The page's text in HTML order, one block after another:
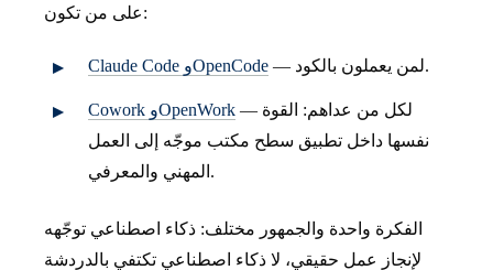
على من تكون:
Claude Code وOpenCode — لمن يعملون بالكود.
Cowork وOpenWork — لكل من عداهم: القوة
نفسها داخل تطبيق سطح مكتب موجّه إلى العمل
المهني والمعرفي.
الفكرة واحدة والجمهور مختلف: ذكاء اصطناعي توجّهه
لإنجاز عمل حقيقي، لا ذكاء اصطناعي تكتفي بالدردشة